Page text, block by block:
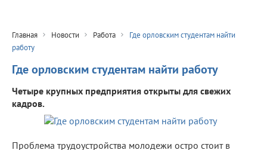
Главная Новости Работа
Где орловским студентам найти
работу
Где орловским студентам найти работу
Четыре крупных предприятия открыты для свежих
кадров.
Проблема трудоустройства молодежи остро стоит в